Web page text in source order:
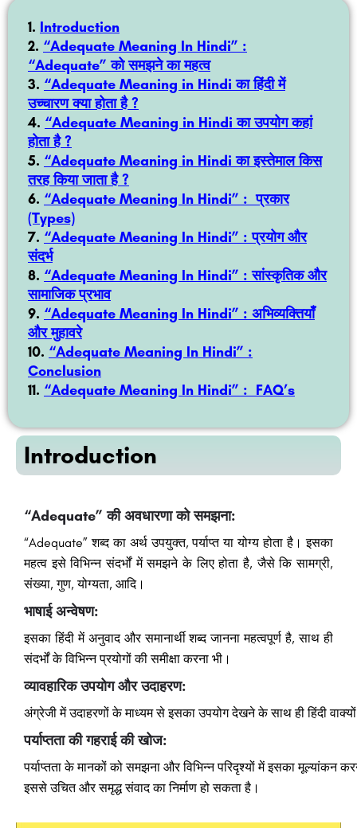
Introduction
“Adequate Meaning In Hindi” :
“Adequate” को समझने का महत्व
“Adequate Meaning in Hindi का हिंदी में
उच्चारण क्या होता है ?
“Adequate Meaning in Hindi का उपयोग कहां
होता है ?
“Adequate Meaning in Hindi का इस्तेमाल किस
तरह किया जाता है ?
“Adequate Meaning In Hindi” : प्रकार
(Types)
“Adequate Meaning In Hindi” : प्रयोग और
संदर्भ
“Adequate Meaning In Hindi” : सांस्कृतिक और
सामाजिक प्रभाव
“Adequate Meaning In Hindi” : अभिव्यक्तियाँ
और मुहावरे
“Adequate Meaning In Hindi” :
Conclusion
“Adequate Meaning In Hindi” : FAQ’s
Introduction
“Adequate” की अवधारणा को समझना:
“Adequate” शब्द का अर्थ उपयुक्त, पर्याप्त या योग्य होता है। इसका
महत्व इसे विभिन्न संदर्भों में समझने के लिए होता है, जैसे कि सामग्री,
संख्या, गुण, योग्यता, आदि।
भाषाई अन्वेषण:
इसका हिंदी में अनुवाद और समानार्थी शब्द जानना महत्वपूर्ण है, साथ ही
संदर्भों के विभिन्न प्रयोगों की समीक्षा करना भी।
व्यावहारिकउपयोगऔरउदाहरण:
अंग्रेजीमेंउदाहरणोंकेमाध्यमसेइसकाउपयोगदेखनेकेसाथहीहिंदी
पर्याप्तताकीगहराईकीखोज:
पर्याप्तताकेमानकोंकोसमझना औरविभिन्नपरिदृश्योंमेंइसकामूल्यांकन
इससेउचितऔरसमृद्धसंवादकानिर्माणहोसकताहै।